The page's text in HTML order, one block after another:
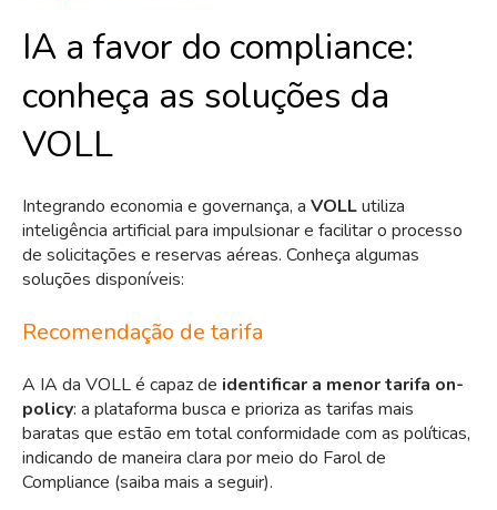
IA a favor do compliance:
conheça as soluções da
VOLL
Integrando economia e governança, a VOLLutiliza
inteligência artificial para impulsionar e facilitar o processo
de solicitações e reservas aéreas. Conheça algumas
soluções disponíveis:
Recomendação de tarifa
A IA da VOLL é capaz de identificar a menor tarifa on-
policy: a plataforma busca e prioriza as tarifas mais
baratas que estão em total conformidade com as políticas,
indicando de maneira clara por meio do Farol de
Compliance (saiba mais a seguir).